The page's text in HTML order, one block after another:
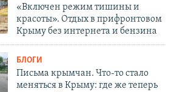
«Включен режим тишины и
красоты». Отдых в прифронтовом
Крыму без интернета и бензина
БЛОГИ
Письма крымчан. Что-то стало
меняться в Крыму: где же теперь